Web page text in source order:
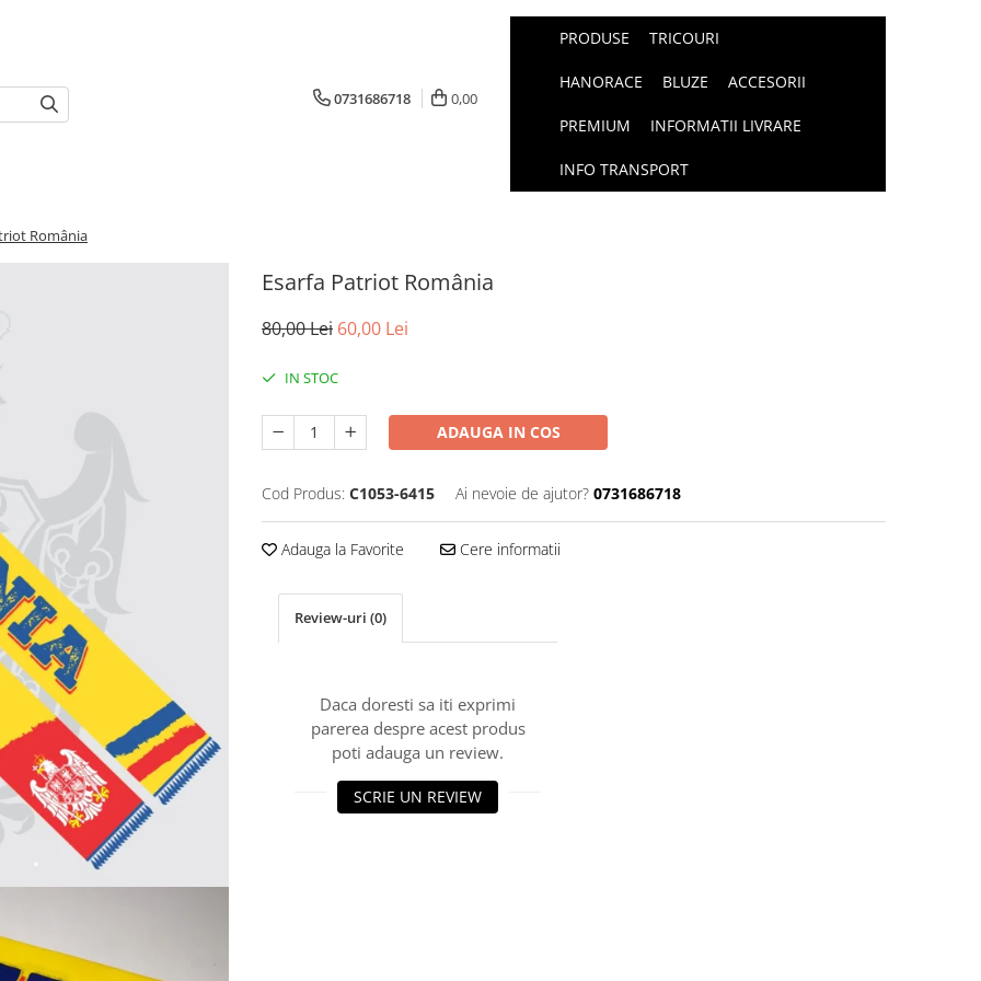
0731686718 0,00
PRODUSE TRICOURI
HANORACE BLUZE ACCESORII
PREMIUM INFORMATII LIVRARE
INFO TRANSPORT
România
Esarfa Patriot România
80,00 Lei 60,00 Lei
IN STOC
ADAUGA IN COS
Cod Produs: C1053-6415 Ai nevoie de ajutor? 0731686718
Adauga la Favorite Cere informatii
Review-uri (0)
Daca doresti sa iti exprimi
parerea despre acest produs
poti adauga un review.
SCRIE UN REVIEW